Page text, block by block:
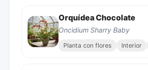
Orquídea Chocolate
Oncidium Sharry Baby
Planta con flores Interior